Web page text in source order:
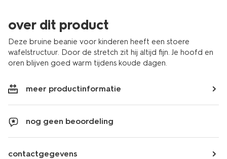
over dit product
Deze bruine beanie voor kinderen heeft een stoere
wafelstructuur. Door de stretch zit hij altijd fijn. Je hoofd en
oren blijven goed warm tijdens koude dagen.
meer productinformatie
nog geen beoordeling
contactgegevens